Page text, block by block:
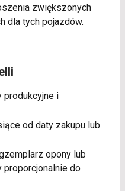
zwiększonych
dla tych pojazdów.
produkcyjne i
od daty zakupu lub
opony lub
do